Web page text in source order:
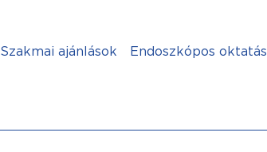
Szakmai ajánlások Endoszkópos oktatás